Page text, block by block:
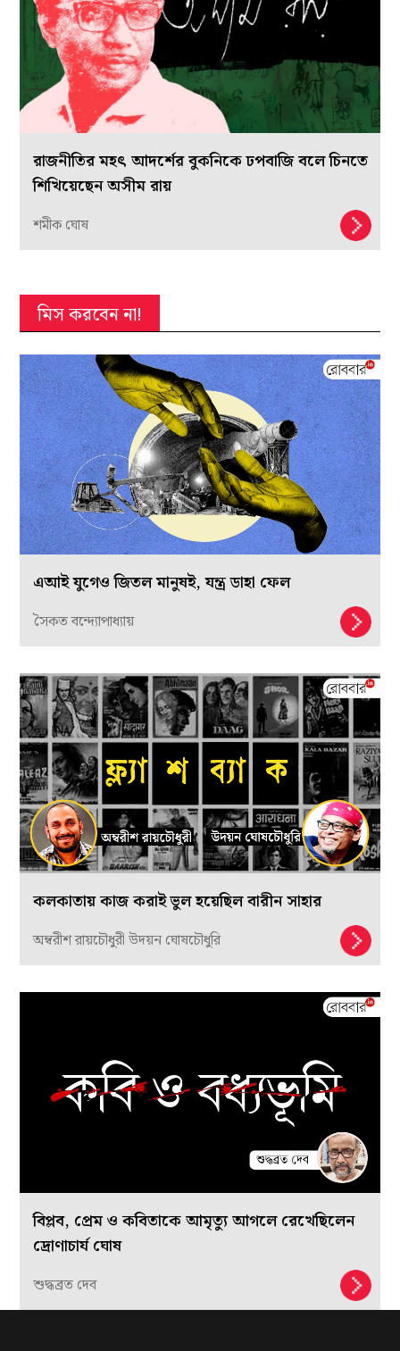
রাজনীতির মহৎ আদর্শের বুকনিকে ঢপবাজি বলে চিনতে
শিখিয়েছেন অসীম রায়
শমীক ঘোষ
মিস করবেন না!
এআই যুগেও জিতল মানুষই, যন্ত্র ডাহা ফেল
সৈকত বন্দ্যোপাধ্যায়
কলকাতায় কাজ করাই ভুল হয়েছিল বারীন সাহার
অম্বরীশ রায়চৌধুরী উদয়ন ঘোষচৌধুরি
বিপ্লব, প্রেম ও কবিতাকে আমৃত্যু আগলে রেখেছিলেন
দ্রোণাচার্য ঘোষ
শুদ্ধব্রত দেব